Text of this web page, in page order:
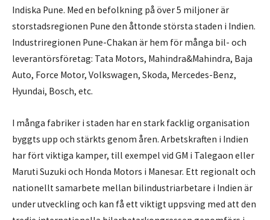
Indiska Pune. Med en befolkning på över 5 miljoner är
storstadsregionen Pune den åttonde största staden i Indien.
Industriregionen Pune-Chakan är hem för många bil- och
leverantörsföretag: Tata Motors, Mahindra&Mahindra, Baja
Auto, Force Motor, Volkswagen, Skoda, Mercedes-Benz,
Hyundai, Bosch, etc.
I många fabriker i staden har en stark facklig organisation
byggts upp och stärkts genom åren. Arbetskraften i Indien
har fört viktiga kamper, till exempel vid GM i Talegaon eller
Maruti Suzuki och Honda Motors i Manesar. Ett regionalt och
nationellt samarbete mellan bilindustriarbetare i Indien är
under utveckling och kan få ett viktigt uppsving med att den